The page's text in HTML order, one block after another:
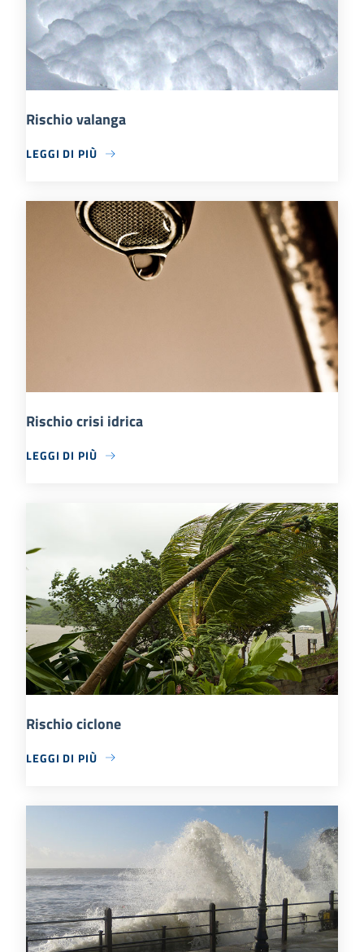
Rischio valanga
LEGGI DI PIÙ
Rischio crisi idrica
LEGGI DI PIÙ
Rischio ciclone
LEGGI DI PIÙ